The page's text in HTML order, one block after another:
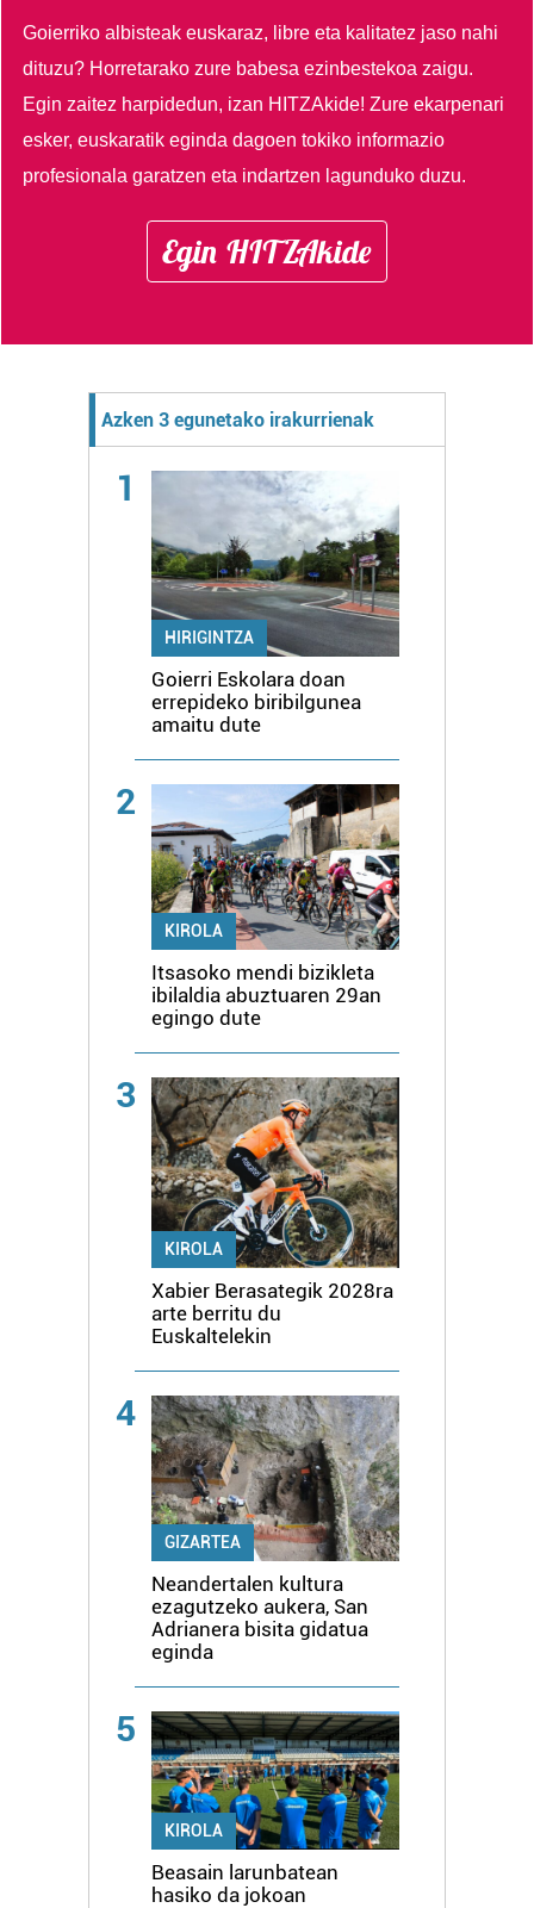
Goierriko albisteak euskaraz, libre eta kalitatez jaso nahi
dituzu? Horretarako zure babesa ezinbestekoa zaigu.
Egin zaitez harpidedun, izan HITZAkide!Zure ekarpenari
esker, euskaratik eginda dagoen tokiko informazio
profesionala garatzen eta indartzen lagunduko duzu.
Egin HITZAkide
Azken 3 egunetako irakurrienak
1
HIRIGINTZA
Goierri Eskolara doan
errepideko biribilgunea
amaitu dute
2
KIROLA
Itsasoko mendi bizikleta
ibilaldia abuztuaren 29an
egingo dute
3
KIROLA
Xabier Berasategik 2028ra
arte berritu du
Euskaltelekin
4
GIZARTEA
Neandertalen kultura
ezagutzeko aukera, San
Adrianera bisita gidatua
eginda
5
KIROLA
Beasain larunbatean
hasiko da jokoan